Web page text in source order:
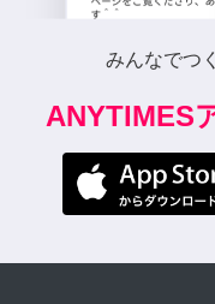
みんなでつ
ANYTIMES